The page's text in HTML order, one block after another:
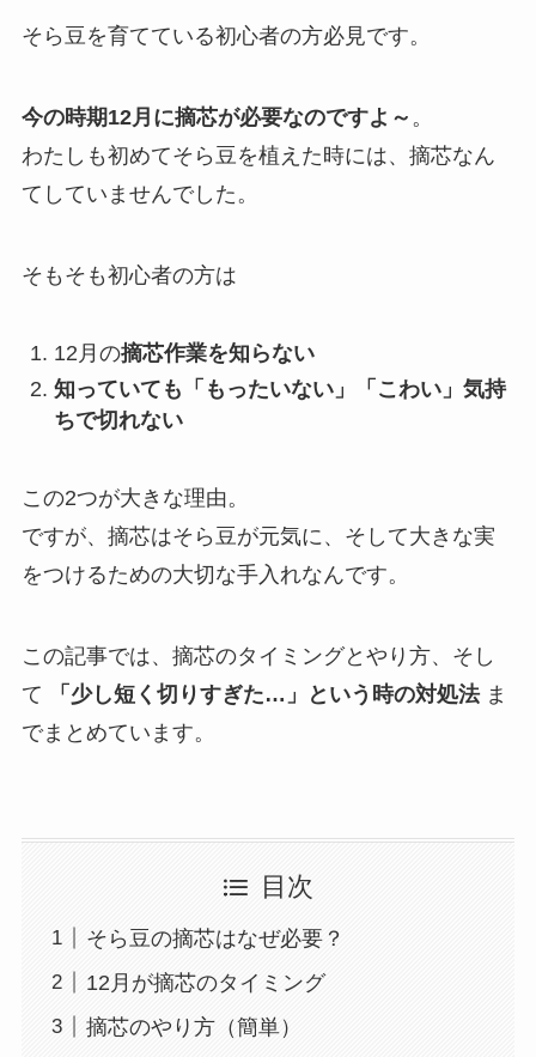
そら豆を育てている初心者の方必見です。
今の時期12月に摘芯が必要なのですよ～ 。
わたしも初めてそら豆を植えた時には、摘芯なん
てしていませんでした。
そもそも初心者の方は
12月の摘芯作業を知らない
知っていても「もったいない」「こわい」気持
ちで切れない
この2つが大きな理由。
ですが、摘芯はそら豆が元気に、そして大きな実
をつけるための大切な手入れなんです。
この記事では、摘芯のタイミングとやり方、そし
て
「少し短く切りすぎた…」という時の対処法ま
でまとめています。
目次
そら豆の摘芯はなぜ必要？
12月が摘芯のタイミング
摘芯のやり方（簡単）